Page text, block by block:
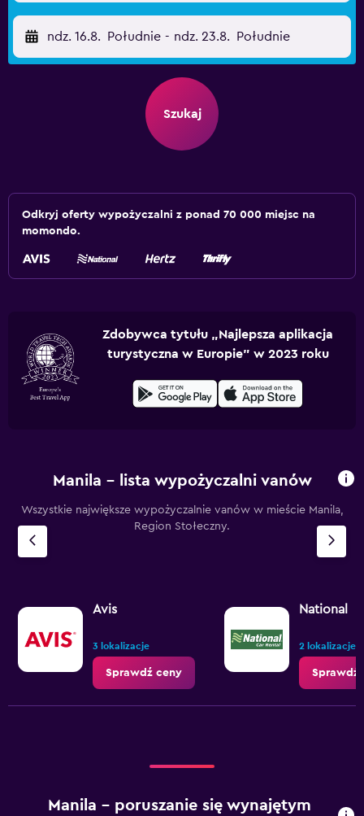
ndz. 16.8. Południe - ndz. 23.8. Południe
Szukaj
Odkryj oferty wypożyczalni z ponad 70 000 miejsc na
momondo.
Zdobywca tytułu „Najlepsza aplikacja
turystyczna w Europie” w 2023 roku
Manila – lista wypożyczalni vanów
Wszystkie największe wypożyczalnie vanów w mieście Manila,
Region Stołeczny.
Avis
3 lokalizacje
Sprawdź ceny
National
2 lokalizacje
Sprawdź
Manila – poruszanie się wynajętym